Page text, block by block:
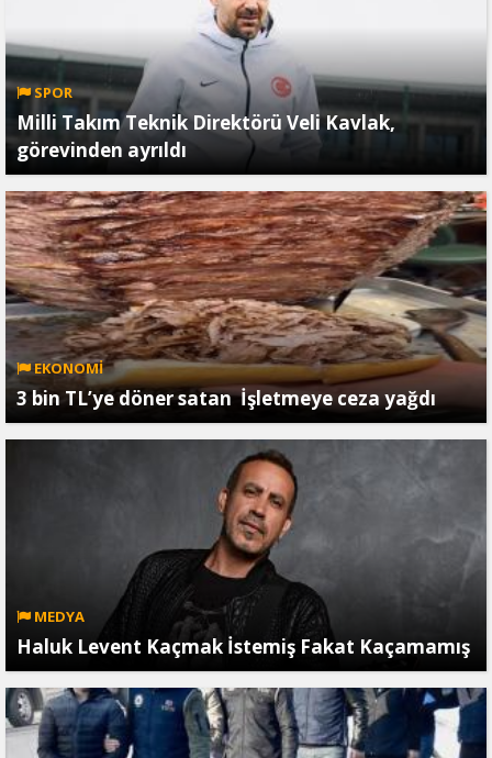
SPOR
Milli Takım Teknik Direktörü Veli Kavlak,
görevinden ayrıldı
EKONOMİ
3 bin TL’ye döner satan İşletmeye ceza yağdı
MEDYA
Haluk Levent Kaçmak İstemiş Fakat Kaçamamış